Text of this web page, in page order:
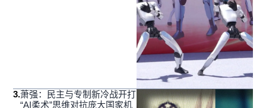
3.萧强：民主与专制新冷战开打
“AI柔术”思维对抗庞大国家机